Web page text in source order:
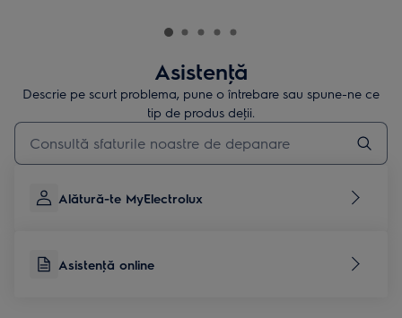
Asistenţă
Descrie pe scurt problema, pune o întrebare sau spune-ne ce
tip de produs deţii.
Type to search for support articles
Alătură-te MyElectrolux
Asistenţă online